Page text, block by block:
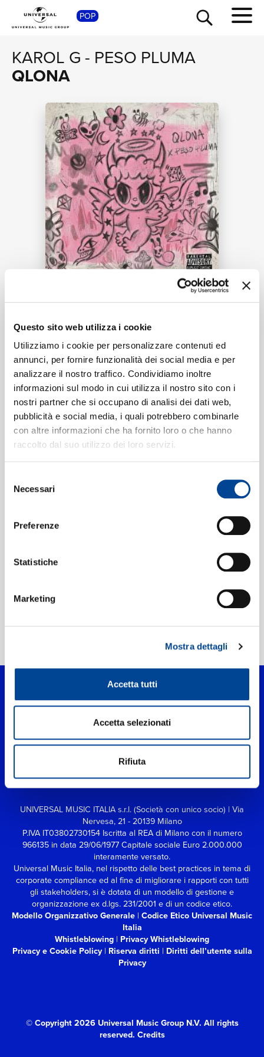
Questo sito web utilizza i cookie
Utilizziamo i cookie per personalizzare contenuti ed
annunci, per fornire funzionalità dei social media e per
analizzare il nostro traffico. Condividiamo inoltre
informazioni sul modo in cui utilizza il nostro sito con i
nostri partner che si occupano di analisi dei dati web,
pubblicità e social media, i quali potrebbero combinarle
con altre informazioni che ha fornito loro o che hanno
raccolto dal suo utilizzo dei loro servizi.
delNecessari
Preferenze
Statistiche
Marketing
Mostra dettagli
Accetta tutti
Accetta selezionati
Rifiuta
POP
KAROL G - PESO PLUMA
QLONA
1 QLONA
02:53
KAROL G, Peso Pluma
Formati disponibili:
UPC:00602458434668
Etichetta:Karol G P&D/ IGA
QLONA
UNIVERSAL MUSIC ITALIA s.r.l. (Società con unico socio) | Via
Nervesa, 21 - 20139 Milano
P.IVA IT03802730154 Iscritta al REA di Milano con il numero
966135 in data 29/06/1977 Capitale sociale Euro 2.000.000
interamente versato.
Universal Music Italia, nel rispetto delle best practices in tema di
corporate compliance ed al fine di migliorare i rapporti con tutti
gli stakeholders, si è dotata di un modello di gestione e
organizzazione ex d.lgs. 231/2001 e di un codice etico.
Modello Organizzativo Generale | Codice Etico Universal Music
Italia
Whistleblowing | Privacy Whistleblowing
Privacy e Cookie Policy| Riserva diritti | Diritti dell’utente sulla
Privacy
© Copyright 2026 Universal Music Group N.V. All rights
reserved. Credits
SHOP
TOUR
NEWS
RICERCA
CHI SIAMO
CONTATTI
NEWSLETTER